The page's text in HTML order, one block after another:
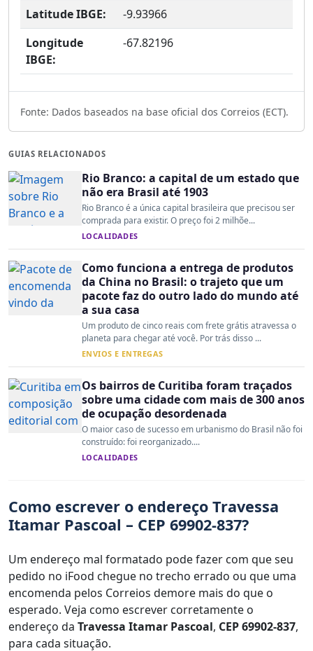
Latitude IBGE:
-9.93966
Longitude
IBGE:
-67.82196
Fonte: Dados baseados na base oficial dos Correios (ECT).
GUIAS RELACIONADOS
Rio Branco: a capital de um estado que
não era Brasil até 1903
Rio Branco é a única capital brasileira que precisou ser
comprada para existir. O preço foi 2 milhõe...
LOCALIDADES
Como funciona a entrega de produtos
da China no Brasil: o trajeto que um
pacote faz do outro lado do mundo até
a sua casa
Um produto de cinco reais com frete grátis atravessa o
planeta para chegar até você. Por trás disso ...
ENVIOS E ENTREGAS
Os bairros de Curitiba foram traçados
sobre uma cidade com mais de 300 anos
de ocupação desordenada
O maior caso de sucesso em urbanismo do Brasil não foi
construído: foi reorganizado....
LOCALIDADES
Como escrever o endereço Travessa
Itamar Pascoal – CEP 69902-837?
Um endereço mal formatado pode fazer com que seu
pedido no iFood chegue no trecho errado ou que uma
encomenda pelos Correios demore mais do que o
esperado. Veja como escrever corretamente o
endereço da Travessa Itamar Pascoal, CEP 69902-837,
para cada situação.